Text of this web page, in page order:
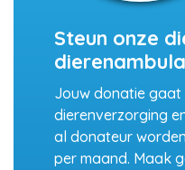
Steun onze
Jouw donatie
dierenverzorging
al donateur
per maand. Maak